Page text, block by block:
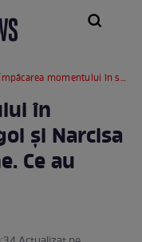
momentului în showbiz! Raluca Drăgoi și Narcisa sunt din nou prietene. Ce au declarat
în
și Narcisa
Ce au